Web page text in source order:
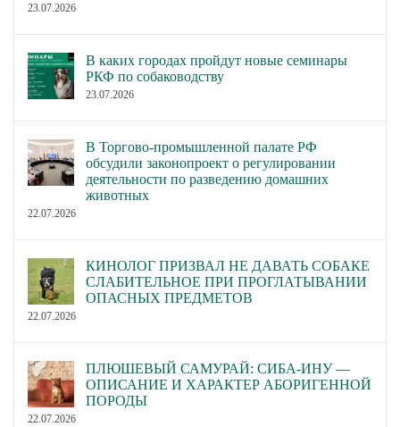
23.07.2026
В каких городах пройдут новые семинары
РКФ по собаководству
23.07.2026
В Торгово-промышленной палате РФ
обсудили законопроект о регулировании
деятельности по разведению домашних
животных
22.07.2026
КИНОЛОГ ПРИЗВАЛ НЕ ДАВАТЬ СОБАКЕ
СЛАБИТЕЛЬНОЕ ПРИ ПРОГЛАТЫВАНИИ
ОПАСНЫХ ПРЕДМЕТОВ
22.07.2026
ПЛЮШЕВЫЙ САМУРАЙ: СИБА-ИНУ —
ОПИСАНИЕ И ХАРАКТЕР АБОРИГЕННОЙ
ПОРОДЫ
22.07.2026